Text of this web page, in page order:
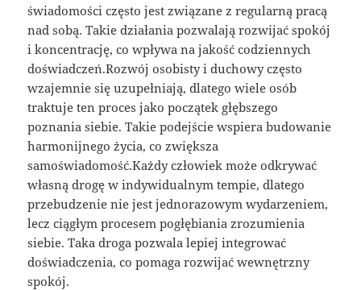
świadomości często jest związane z regularną pracą
nad sobą. Takie działania pozwalają rozwijać spokój
i koncentrację, co wpływa na jakość codziennych
doświadczeń.Rozwój osobisty i duchowy często
wzajemnie się uzupełniają, dlatego wiele osób
traktuje ten proces jako początek głębszego
poznania siebie. Takie podejście wspiera budowanie
harmonijnego życia, co zwiększa
samoświadomość.Każdy człowiek może odkrywać
własną drogę w indywidualnym tempie, dlatego
przebudzenie nie jest jednorazowym wydarzeniem,
lecz ciągłym procesem pogłębiania zrozumienia
siebie. Taka droga pozwala lepiej integrować
doświadczenia, co pomaga rozwijać wewnętrzny
spokój.